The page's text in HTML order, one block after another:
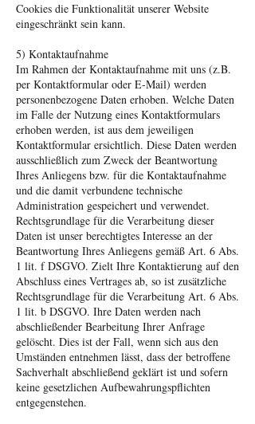
Cookies die Funktionalität unserer Website
eingeschränkt sein kann.
5) Kontaktaufnahme
Im Rahmen der Kontaktaufnahme mit uns (z.B.
per Kontaktformular oder E-Mail) werden
personenbezogene Daten erhoben. Welche Daten
im Falle der Nutzung eines Kontaktformulars
erhoben werden, ist aus dem jeweiligen
Kontaktformular ersichtlich. Diese Daten werden
ausschließlich zum Zweck der Beantwortung
Ihres Anliegens bzw. für die Kontaktaufnahme
und die damit verbundene technische
Administration gespeichert und verwendet.
Rechtsgrundlage für die Verarbeitung dieser
Daten ist unser berechtigtes Interesse an der
Beantwortung Ihres Anliegens gemäß Art. 6 Abs.
1 lit. f DSGVO. Zielt Ihre Kontaktierung auf den
Abschluss eines Vertrages ab, so ist zusätzliche
Rechtsgrundlage für die Verarbeitung Art. 6 Abs.
1 lit. b DSGVO. Ihre Daten werden nach
abschließender Bearbeitung Ihrer Anfrage
gelöscht. Dies ist der Fall, wenn sich aus den
Umständen entnehmen lässt, dass der betroffene
Sachverhalt abschließend geklärt ist und sofern
keine gesetzlichen Aufbewahrungspflichten
entgegenstehen.